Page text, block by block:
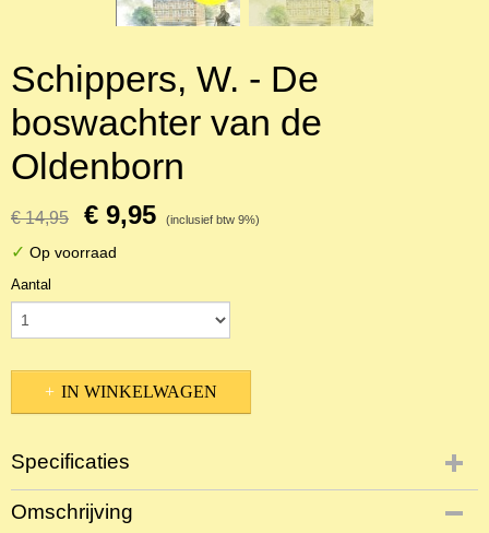
Schippers, W. - De
boswachter van de
Oldenborn
€ 14,95 € 9,95 (inclusief btw 9%)
✓ Op voorraad
Aantal
IN WINKELWAGEN
Specificaties
Productcode
NBKRa-866
Omschrijving